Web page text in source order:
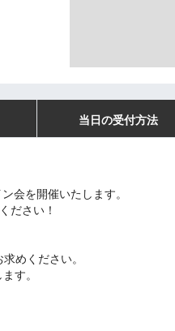
当日の受付方法
会を開催いたします。
ださい！
めください。
す。